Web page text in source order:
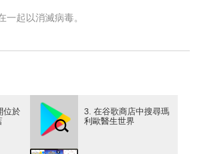
起以消滅病毒。
位於
3. 在谷歌商店中搜尋瑪
利歐醫生世界